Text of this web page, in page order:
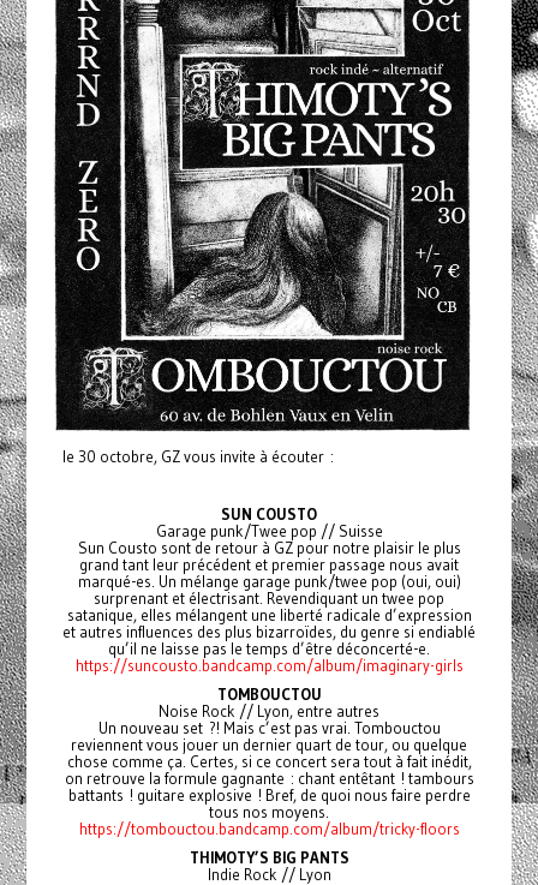
le 30 octobre, GZ vous invite à écouter :
SUN COUSTO
Garage punk/Twee pop // Suisse
Sun Cousto sont de retour à GZ pour notre plaisir le plus
grand tant leur précédent et premier passage nous avait
marqué-es. Un mélange garage punk/twee pop (oui, oui)
surprenant et électrisant. Revendiquant un twee pop
satanique, elles mélangent une liberté radicale d’expression
et autres influences des plus bizarroïdes, du genre si endiablé
qu’il ne laisse pas le temps d’être déconcerté-e.
https://suncousto.bandcamp.com/album/imaginary-girls
TOMBOUCTOU
Noise Rock // Lyon, entre autres
Un nouveau set ?! Mais c’est pas vrai. Tombouctou
reviennent vous jouer un dernier quart de tour, ou quelque
chose comme ça. Certes, si ce concert sera tout à fait inédit,
on retrouve la formule gagnante : chant entêtant ! tambours
battants ! guitare explosive ! Bref, de quoi nous faire perdre
tous nos moyens.
https://tombouctou.bandcamp.com/album/tricky-floors
THIMOTY’S BIG PANTS
Indie Rock // Lyon